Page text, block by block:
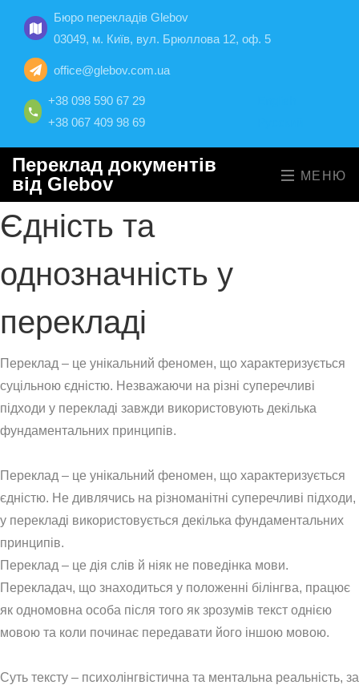
Бюро перекладів Glebov
03049, м. Київ, вул. Брюллова 12, оф. 5
office@glebov.com.ua
+38 098 590 67 29
+38 067 409 98 69
Переклад документів
від Glebov
МЕНЮ
Єдність та
однозначність у
перекладі
Переклад – це унікальний феномен, що характеризується
суцільною єдністю. Незважаючи на різні суперечливі
підходи у перекладі завжди використовують декілька
фундаментальних принципів.
Переклад – це унікальний феномен, що характеризується
єдністю. Не дивлячись на різноманітні суперечливі підходи,
у перекладі використовується декілька фундаментальних
принципів.
Переклад – це дія слів й ніяк не поведінка мови.
Перекладач, що знаходиться у положенні білінгва, працює
як одномовна особа після того як зрозумів текст однією
мовою та коли починає передавати його іншою мовою.
Суть тексту – психолінгвістична та ментальна реальність, за